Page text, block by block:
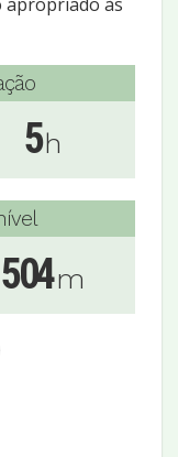
5h
504m